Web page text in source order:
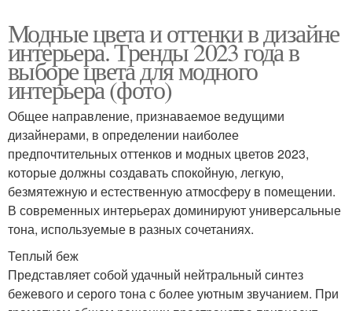
Модные цвета и оттенки в дизайне
интерьера. Тренды 2023 года в
выборе цвета для модного
интерьера (фото)
Общее направление, признаваемое ведущими
дизайнерами, в определении наиболее
предпочтительных оттенков и модных цветов 2023,
которые должны создавать спокойную, легкую,
безмятежную и естественную атмосферу в помещении.
В современных интерьерах доминируют универсальные
тона, используемые в разных сочетаниях.
Теплый беж
Представляет собой удачный нейтральный синтез
бежевого и серого тона с более уютным звучанием. При